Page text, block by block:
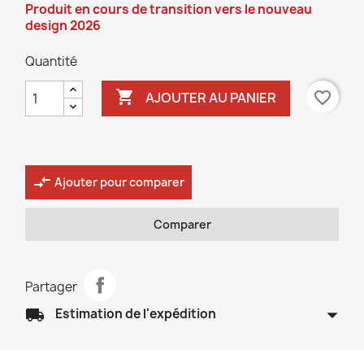
Produit en cours de transition vers le nouveau
design 2026
Quantité
 AJOUTER AU PANIER favorite_border
compare_arrows Ajouter pour comparer
Comparer
Partager
local_shipping Estimation de l'expédition arrow_drop_down